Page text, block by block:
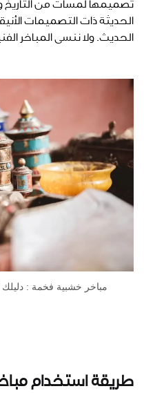
تصميمها لمسات من التاريخ
الحديثة ذات التصميمات
الحديث. ولا ننسى المباخر
مباخر خشبية فخمة : دليلك
طريقة استخدام